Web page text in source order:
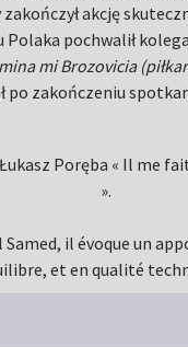
akcję
Polaka pochwalił
mi Brozovicia
po zakończeniu
Poręba « Il me
».
Samed, il évoque un
et en qualité